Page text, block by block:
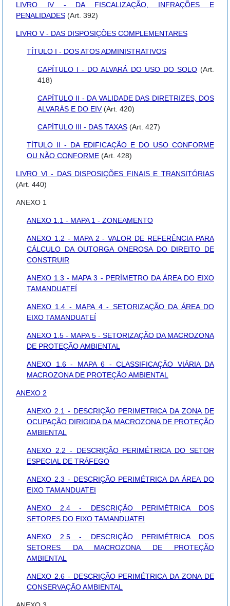
LIVRO IV - DA FISCALIZAÇÃO, INFRAÇÕES E
PENALIDADES (Art. 392)
LIVRO V - DAS DISPOSIÇÕES COMPLEMENTARES
TÍTULO I - DOS ATOS ADMINISTRATIVOS
CAPÍTULO I - DO ALVARÁ DO USO DO SOLO(Art.
418)
CAPÍTULO II - DA VALIDADE DAS DIRETRIZES, DOS
ALVARÁS E DO EIV(Art. 420)
CAPÍTULO III - DAS TAXAS (Art. 427)
TÍTULO II - DA EDIFICAÇÃO E DO USO CONFORME
OU NÃO CONFORME (Art. 428)
LIVRO VI - DAS DISPOSIÇÕES FINAIS E TRANSITÓRIAS
(Art. 440)
ANEXO 1
ANEXO 1.1 - MAPA 1 - ZONEAMENTO
ANEXO 1.2 - MAPA 2 - VALOR DE REFERÊNCIA PARA
CÁLCULO DA OUTORGA ONEROSA DO DIREITO DE
CONSTRUIR
ANEXO 1.3 - MAPA 3 - PERÍMETRO DA ÁREA DO EIXO
TAMANDUATEÍ
ANEXO 1.4 - MAPA 4 - SETORIZAÇÃO DA ÁREA DO
EIXO TAMANDUATEÍ
ANEXO 1.5 - MAPA 5 - SETORIZAÇÃO DA MACROZONA
DE PROTEÇÃO AMBIENTAL
ANEXO 1.6 - MAPA 6 - CLASSIFICAÇÃO VIÁRIA DA
MACROZONA DE PROTEÇÃO AMBIENTAL
ANEXO 2
ANEXO 2.1 - DESCRIÇÃO PERIMETRICA DA ZONA DE
OCUPAÇÃO DIRIGIDA DA MACROZONA DE PROTEÇÃO
AMBIENTAL
ANEXO 2.2 - DESCRIÇÃO PERIMÉTRICA DO SETOR
ESPECIAL DE TRÁFEGO
ANEXO 2.3 - DESCRIÇÃO PERIMÉTRICA DA ÁREA DO
EIXO TAMANDUATEI
ANEXO 2.4 - DESCRIÇÃO PERIMÉTRICA DOS
SETORES DO EIXO TAMANDUATEI
ANEXO 2.5 - DESCRIÇÃO PERIMÉTRICA DOS
SETORES DA MACROZONA DE PROTEÇÃO
AMBIENTAL
ANEXO 2.6 - DESCRIÇÃO PERIMÉTRICA DA ZONA DE
CONSERVAÇÃO AMBIENTAL